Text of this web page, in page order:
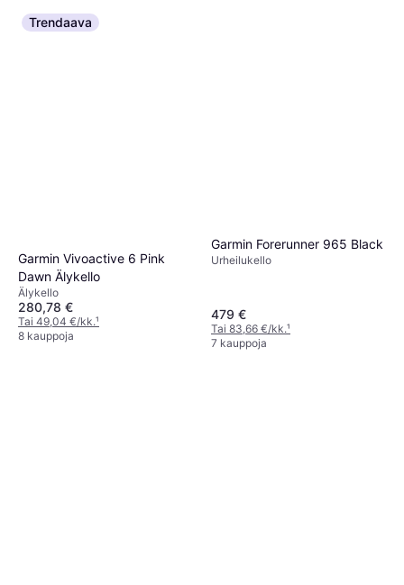
Trendaava
Garmin Vivoactive 6 Pink
Dawn Älykello
Älykello
280,78 €
Tai 49,04 €/kk.¹
8 kauppoja
Garmin Forerunner 965 Black
Urheilukello
479 €
Tai 83,66 €/kk.¹
7 kauppoja